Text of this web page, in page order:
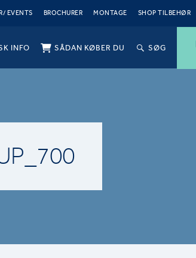
EVENTS BROCHURER MONTAGE SHOP TILBEHØR
INFO SÅDAN KØBER DU SØG